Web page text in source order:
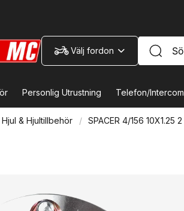
Välj fordon
Personlig Utrustning Telefon/Intercom
Hjul & Hjultillbehör SPACER 4/156 10X1.25 2